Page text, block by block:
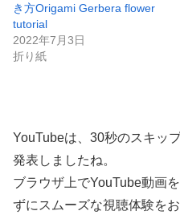
き方Origami Gerbera flower
tutorial
2022年7月3日
折り紙
YouTubeは、30秒のスキッ
発表しましたね。
ブラウザ上でYouTube動画
ずにスムーズな視聴体験を